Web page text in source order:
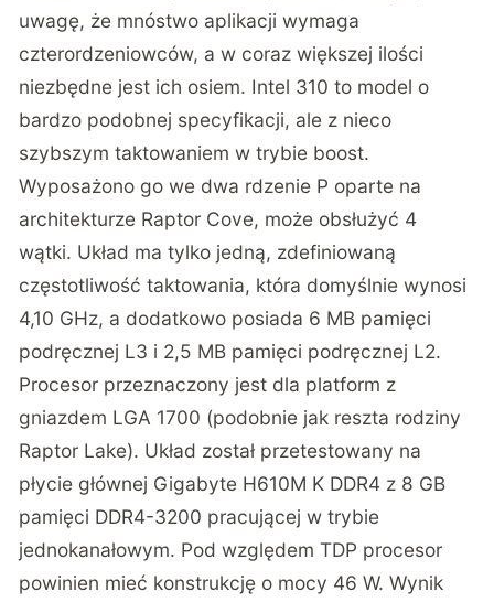
uwagę, że mnóstwo aplikacji wymaga
czterordzeniowców, a w coraz większej ilości
niezbędne jest ich osiem. Intel 310 to model o
bardzo podobnej specyfikacji, ale z nieco
szybszym taktowaniem w trybie boost.
Wyposażono go we dwa rdzenie P oparte na
architekturze Raptor Cove, może obsłużyć 4
wątki. Układ ma tylko jedną, zdefiniowaną
częstotliwość taktowania, która domyślnie wynosi
4,10 GHz, a dodatkowo posiada 6 MB pamięci
podręcznej L3 i 2,5 MB pamięci podręcznej L2.
Procesor przeznaczony jest dla platform z
gniazdem LGA 1700 (podobnie jak reszta rodziny
Raptor Lake). Układ został przetestowany na
płycie głównej Gigabyte H610M K DDR4 z 8 GB
pamięci DDR4-3200 pracującej w trybie
jednokanałowym. Pod względem TDP procesor
powinien mieć konstrukcję o mocy 46 W. Wynik